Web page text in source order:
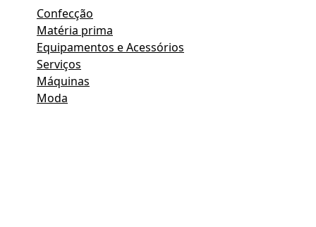
Confecção
Matéria prima
Equipamentos e Acessórios
Serviços
Máquinas
Moda